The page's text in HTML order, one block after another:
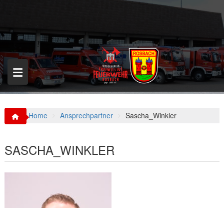
p
o
c
o
n
t
Home Ansprechpartner Sascha_Winkler
SASCHA_WINKLER